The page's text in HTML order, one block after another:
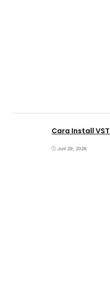
Cara Install
Juni 29, 2026